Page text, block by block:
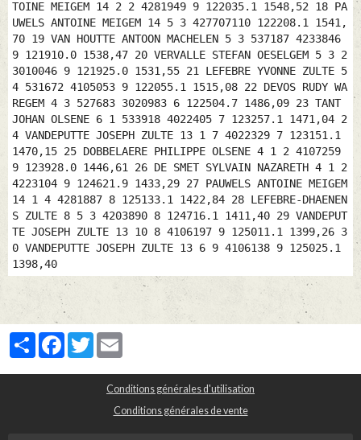
TOINE MEIGEM 14 2 2 4281949 9 122035.1 1548,52 18 PA
UWELS ANTOINE MEIGEM 14 5 3 427707110 122208.1 1541,
70 19 VAN HOUTTE ANTOON MACHELEN 5 3 537187 4233846
9 121910.0 1538,47 20 VERVALLE STEFAN OESELGEM 5 3 2
3010046 9 121925.0 1531,55 21 LEFEBRE YVONNE ZULTE 5
4 531672 4105053 9 122055.1 1515,08 22 DEVOS RUDY WA
REGEM 4 3 527683 3020983 6 122504.7 1486,09 23 TANT
JOHAN OLSENE 6 1 533918 4022405 7 123257.1 1471,04 2
4 VANDEPUTTE JOSEPH ZULTE 13 1 7 4022329 7 123151.1
1470,15 25 DOBBELAERE PHILIPPE OLSENE 4 1 2 4107259
9 123928.0 1446,61 26 DE SMET SYLVAIN NAZARETH 4 1 2
4223104 9 124621.9 1433,29 27 PAUWELS ANTOINE MEIGEM
14 1 4 4281887 8 125133.1 1422,84 28 LEFEBRE-DHAENEN
S ZULTE 8 5 3 4203890 8 124716.1 1411,40 29 VANDEPUT
TE JOSEPH ZULTE 13 10 8 4106197 9 125011.1 1399,26 3
0 VANDEPUTTE JOSEPH ZULTE 13 6 9 4106138 9 125025.1
1398,40
PartagerFacebook
Twitter
Conditions générales d'utilisation
Conditions générales de vente